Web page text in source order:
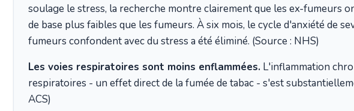
soulage le stress, la recherche montre clairement que les ex-fumeurs
de base plus faibles que les fumeurs. À six mois, le cycle d'anxiété de
fumeurs confondent avec du stress a été éliminé. (Source : NHS)
Les voies respiratoires sont moins enflammées. L'inflammation
respiratoires - un effet direct de la fumée de tabac - s'est
ACS)